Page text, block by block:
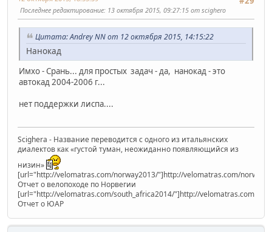
Последнее редактирование: 13 октября 2015, 09:27:15 от scighero
Цитата: Andrey NN от 12 октября 2015, 14:15:22
Нанокад
Имхо - Срань... для простых задач - да, нанокад - это
автокад 2004-2006 г...
нет поддержки лиспа....
Scighera - Название переводится с одного из итальянских
диалектов как «густой туман, неожиданно появляющийся из
низин»
[url="http://velomatras.com/norway2013/"]http://velomatras.com/
Отчет о велопоходе по Норвегии
[url="http://velomatras.com/south_africa2014/"]http://velomatras.com/
Отчет о ЮАР